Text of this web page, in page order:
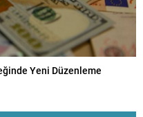
Yeni Düzenleme